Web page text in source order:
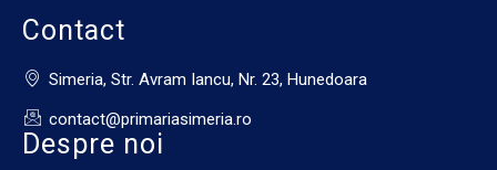
Contact
Simeria, Str. Avram Iancu, Nr. 23, Hunedoara
contact@primariasimeria.ro
Despre noi